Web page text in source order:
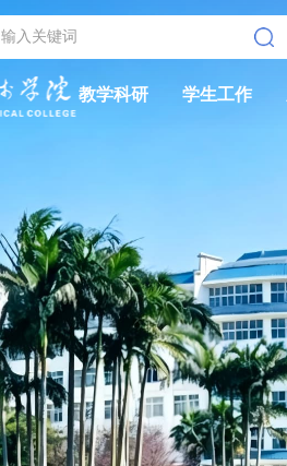
教学科研 学生工作